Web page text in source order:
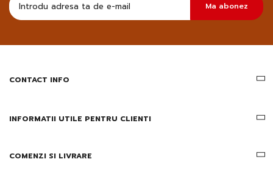
sa
primesc
informatii
Ma abonez
CONTACT INFO
INFORMATII UTILE PENTRU CLIENTI
COMENZI SI LIVRARE